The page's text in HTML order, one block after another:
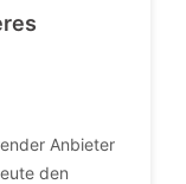
Anbieter
den